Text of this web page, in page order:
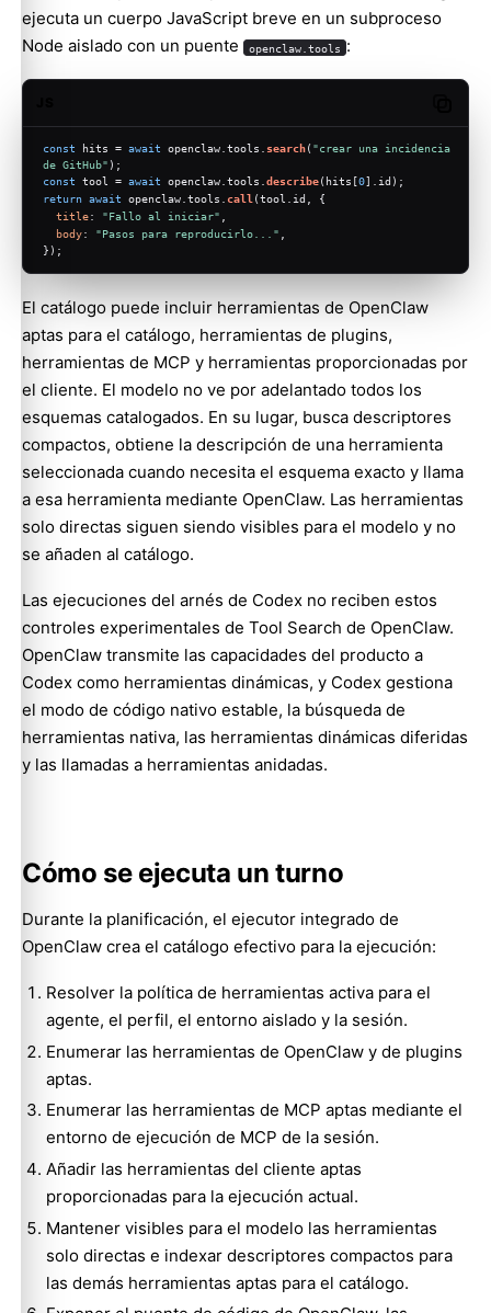
ejecuta un cuerpo JavaScript breve en un subproceso
Node aislado con un puente
openclaw.tools :
const hits = await openclaw. tools search( "crear una incidencia
de GitHub" );
const tool = await openclaw. tools describe(hits[0]. id );
return await openclaw. tools call (tool. id , {
title: "Fallo al iniciar"
body: "Pasos para reproducirlo..."
});
El catálogo puede incluir herramientas de OpenClaw
aptas para el catálogo, herramientas de plugins,
herramientas de MCP y herramientas proporcionadas por
el cliente. El modelo no ve por adelantado todos los
esquemas catalogados. En su lugar, busca descriptores
compactos, obtiene la descripción de una herramienta
seleccionada cuando necesita el esquema exacto y llama
a esa herramienta mediante OpenClaw. Las herramientas
solo directas siguen siendo visibles para el modelo y no
se añaden al catálogo.
Las ejecuciones del arnés de Codex no reciben estos
controles experimentales de Tool Search de OpenClaw.
OpenClaw transmite las capacidades del producto a
Codex como herramientas dinámicas, y Codex gestiona
el modo de código nativo estable, la búsqueda de
herramientas nativa, las herramientas dinámicas diferidas
y las llamadas a herramientas anidadas.
Cómo se ejecuta un turno
Durante la planificación, el ejecutor integrado de
OpenClaw crea el catálogo efectivo para la ejecución:
Resolver la política de herramientas activa para el
agente, el perfil, el entorno aislado y la sesión.
Enumerar las herramientas de OpenClaw y de plugins
aptas.
Enumerar las herramientas de MCP aptas mediante el
entorno de ejecución de MCP de la sesión.
Añadir las herramientas del cliente aptas
proporcionadas para la ejecución actual.
Mantener visibles para el modelo las herramientas
solo directas e indexar descriptores compactos para
las demás herramientas aptas para el catálogo.